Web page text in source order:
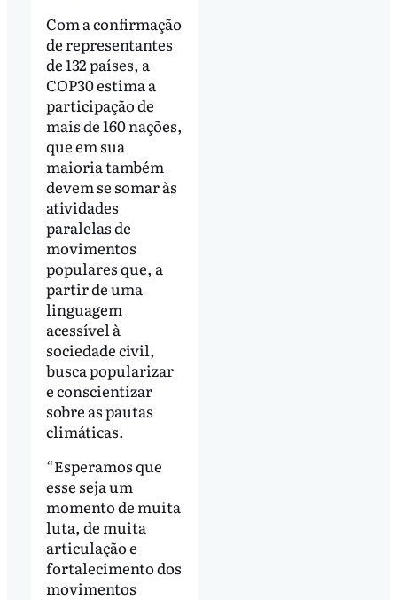
Com a confirmação
de representantes
de 132 países, a
COP30 estima a
participação de
mais de 160 nações,
que em sua
maioria também
devem se somar às
atividades
paralelas de
movimentos
populares que, a
partir de uma
linguagem
acessível à
sociedade civil,
busca popularizar
e conscientizar
sobre as pautas
climáticas.
“Esperamos que
esse seja um
momento de muita
luta, de muita
articulação e
fortalecimento dos
movimentos